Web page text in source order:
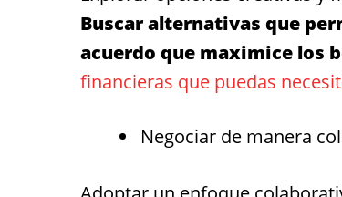
Buscar alternativas que
acuerdo que maximice los
financieras que puedas
Negociar de manera